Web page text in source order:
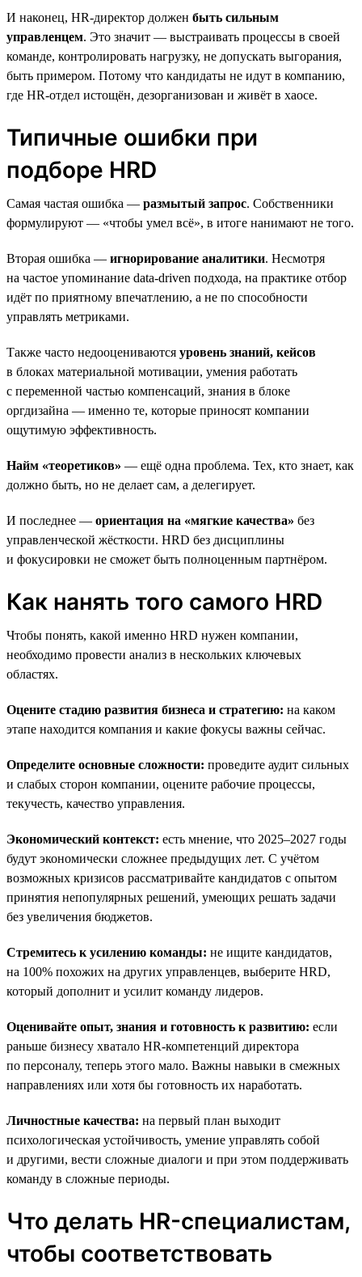
И наконец, HR-директор должен быть сильным
управленцем. Это значит — выстраивать процессы в своей
команде, контролировать нагрузку, не допускать выгорания,
быть примером. Потому что кандидаты не идут в компанию,
где HR-отдел истощён, дезорганизован и живёт в хаосе.
Типичные ошибки при
подборе HRD
Самая частая ошибка — размытый запрос. Собственники
формулируют — «чтобы умел всё», в итоге нанимают не того.
Вторая ошибка — игнорирование аналитики. Несмотря
на частое упоминание data-driven подхода, на практике отбор
идёт по приятному впечатлению, а не по способности
управлять метриками.
Также часто недооцениваются уровень знаний, кейсов
в блоках материальной мотивации, умения работать
с переменной частью компенсаций, знания в блоке
оргдизайна — именно те, которые приносят компании
ощутимую эффективность.
Найм «теоретиков» — ещё одна проблема. Тех, кто знает, как
должно быть, но не делает сам, а делегирует.
И последнее — ориентация на «мягкие качества» без
управленческой жёсткости. HRD без дисциплины
и фокусировки не сможет быть полноценным партнёром.
Как нанять того самого HRD
Чтобы понять, какой именно HRD нужен компании,
необходимо провести анализ в нескольких ключевых
областях.
Оцените стадию развития бизнеса и стратегию: на каком
этапе находится компания и какие фокусы важны сейчас.
Определите основные сложности: проведите аудит сильных
и слабых сторон компании, оцените рабочие процессы,
текучесть, качество управления.
Экономический контекст: есть мнение, что 2025–2027 годы
будут экономически сложнее предыдущих лет. С учётом
возможных кризисов рассматривайте кандидатов с опытом
принятия непопулярных решений, умеющих решать задачи
без увеличения бюджетов.
Стремитесь к усилению команды: не ищите кандидатов,
на 100% похожих на других управленцев, выберите HRD,
который дополнит и усилит команду лидеров.
Оценивайте опыт, знания и готовность к развитию: если
раньше бизнесу хватало HR-компетенций директора
по персоналу, теперь этого мало. Важны навыки в смежных
направлениях или хотя бы готовность их наработать.
Личностные качества: на первый план выходит
психологическая устойчивость, умение управлять собой
и другими, вести сложные диалоги и при этом поддерживать
команду в сложные периоды.
Что делать HR-специалистам,
чтобы соответствовать